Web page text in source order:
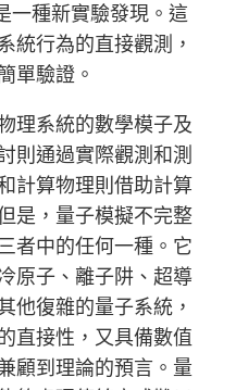
一種新實驗發現。這
統行為的直接觀測，
單驗證。
理系統的數學模子及
則通過實際觀測和測
計算物理則借助計算
是，量子模擬不完整
者中的任何一種。它
原子、離子阱、超導
他復雜的量子系統，
直接性，又具備數值
顧到理論的預言。量